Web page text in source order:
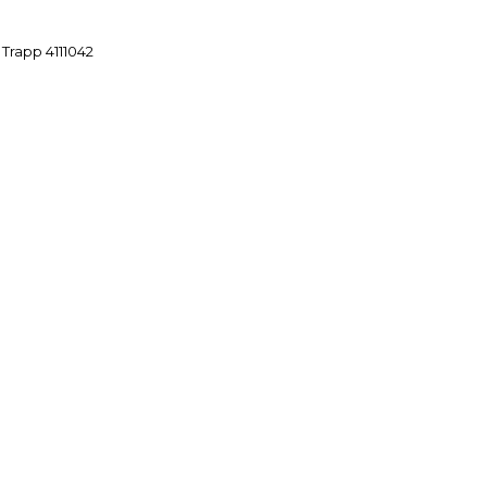
4111042